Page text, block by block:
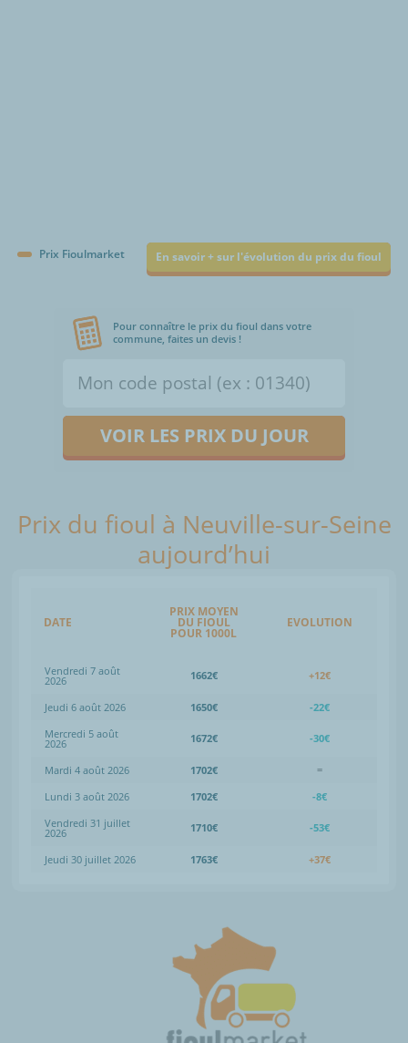
Prix Fioulmarket En savoir + sur l'évolution du prix du fioul
Pour connaître le prix du fioul dans votre
commune, faites un devis !
VOIR LES PRIX DU JOUR
Prix du fioul à Neuville-sur-Seine
aujourd’hui
DATE
PRIX MOYEN
DU FIOUL
POUR 1000L
EVOLUTION
Vendredi 7 août
2026 1662€ +12€
Jeudi 6 août 2026 1650€
-22€
Mercredi 5 août
2026 1672€ -30€
Mardi 4 août 2026 1702€
=
Lundi 3 août 2026
1702€
-8€
Vendredi 31 juillet
2026 1710€ -53€
Jeudi 30 juillet 2026 1763€ +37€